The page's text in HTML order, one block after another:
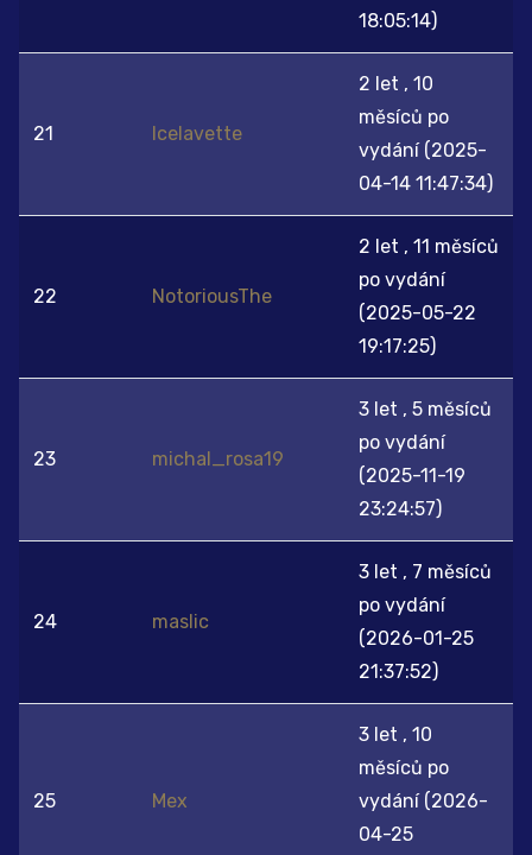
18:05:14)
21 Icelavette
2 let , 10
měsíců po
vydání (2025-
04-14 11:47:34)
22 NotoriousThe
2 let , 11 měsíců
po vydání
(2025-05-22
19:17:25)
23 michal_rosa19
3 let , 5 měsíců
po vydání
(2025-11-19
23:24:57)
24 maslic
3 let , 7 měsíců
po vydání
(2026-01-25
21:37:52)
25 Mex
3 let , 10
měsíců po
vydání (2026-
04-25